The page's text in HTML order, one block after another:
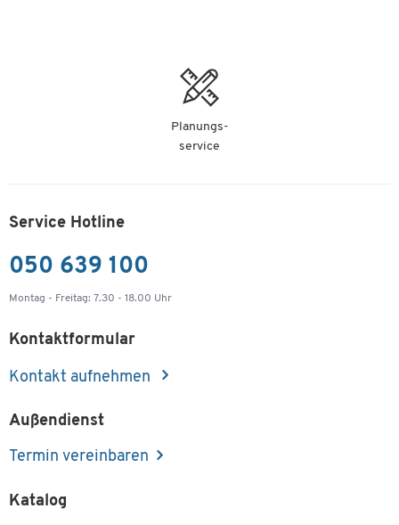
Planungs-
service
Service Hotline
050 639 100
Montag - Freitag: 7.30 - 18.00 Uhr
Kontaktformular
Kontakt aufnehmen
Außendienst
Termin vereinbaren
Katalog